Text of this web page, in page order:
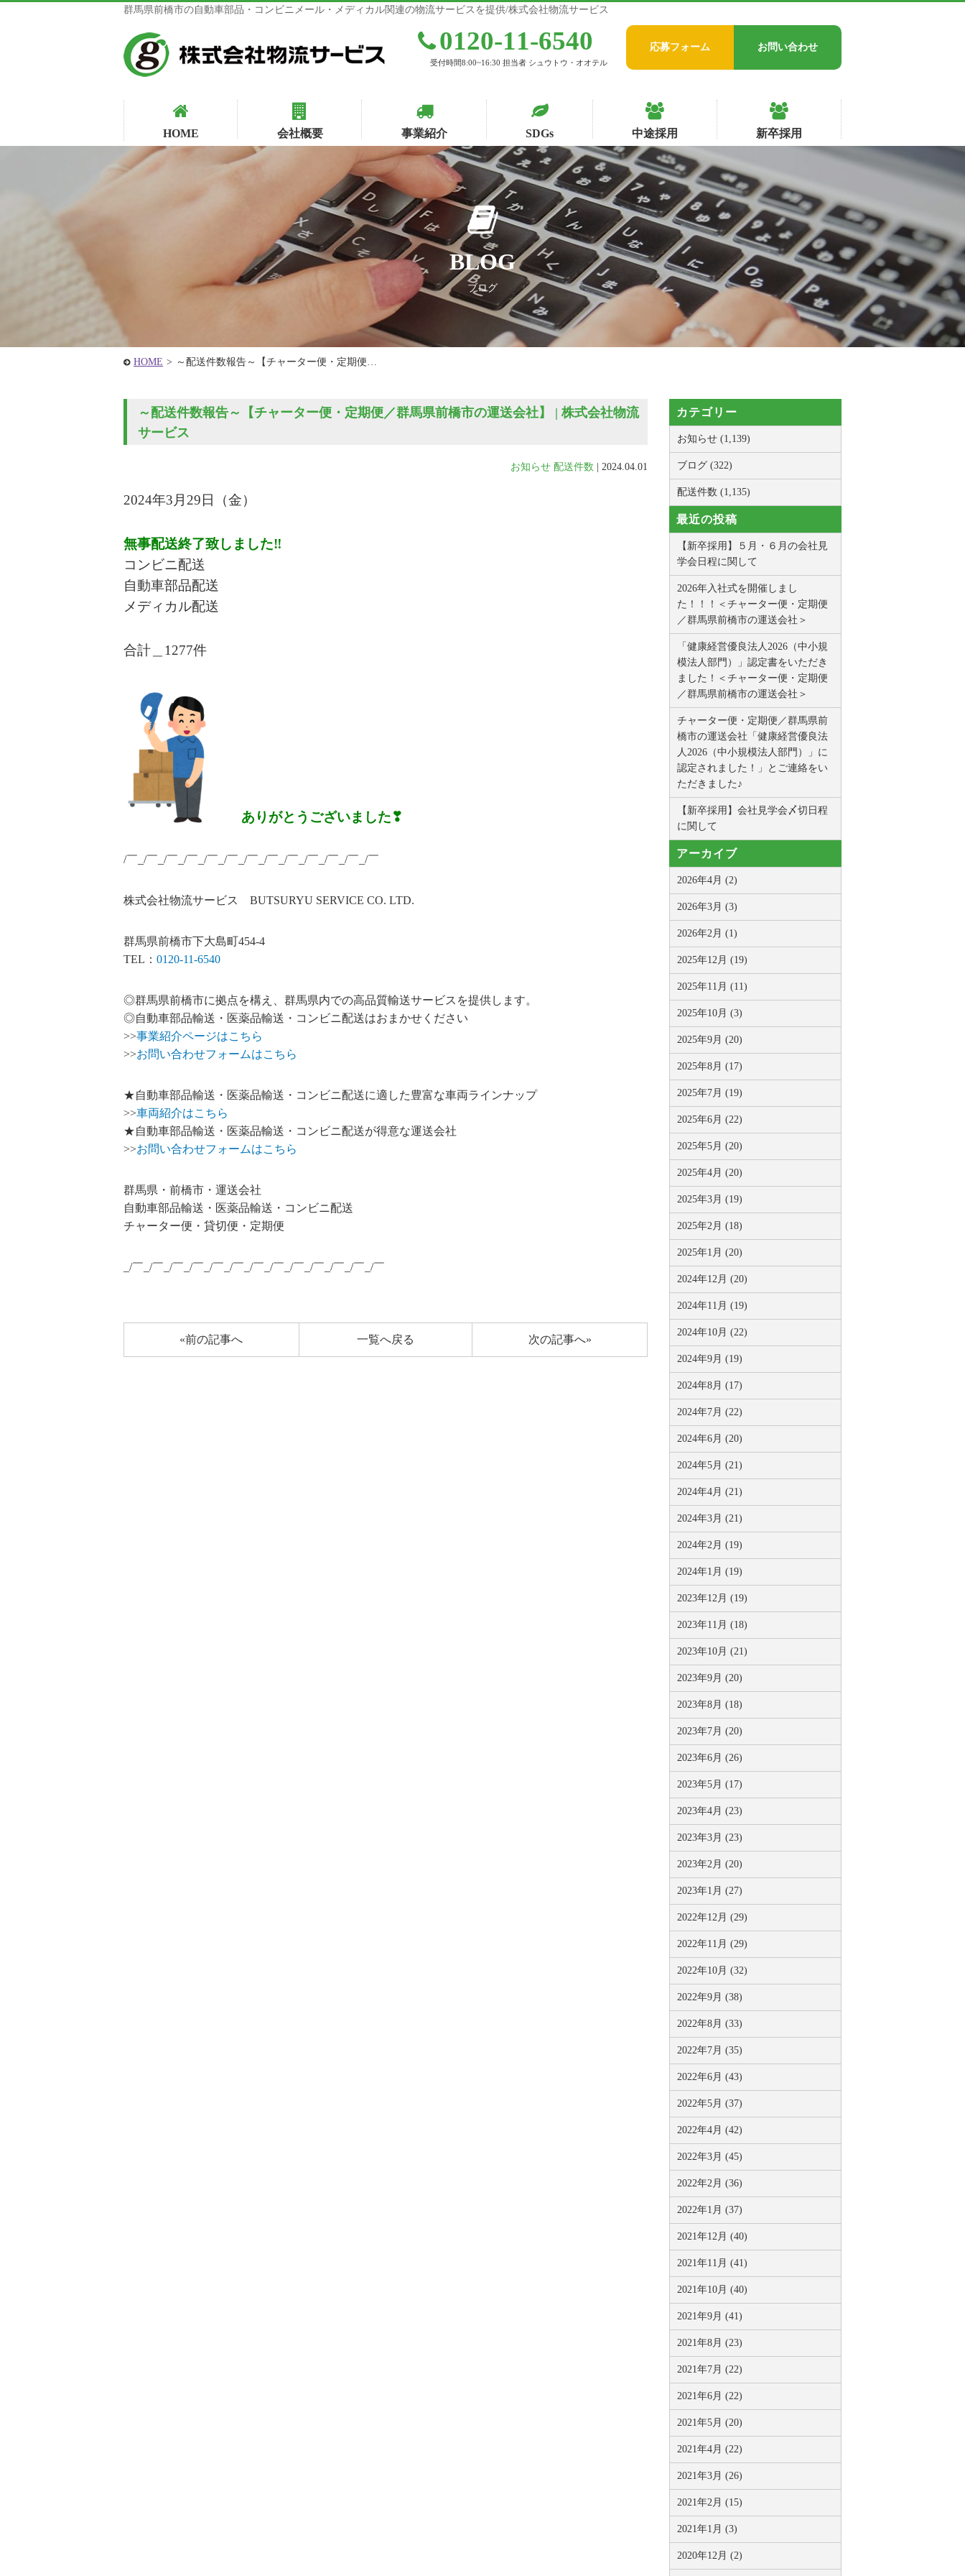
群馬県前橋市の自動車部品・コンビニメール・メディカル関連の物流サービスを提供/株式会社物流サービス
HOME 会社概要 事業紹介 SDGs 中途採用 新卒採用
応募フォーム お問い合わせ
0120-11-6540
受付時間8:00~16:30 担当者 シュウトウ・オオテル
BLOG
ブログ
HOME > ～配送件数報告～【チャーター便・定期便…
～配送件数報告～【チャーター便・定期便／群馬県前橋市の運送会社】 | 株式会社物流
サービス
お知らせ 配送件数 2024.04.01
2024年3 月29 日 （金）
無事配送終了致しました‼
コンビニ配送
自動車部品配送
メディカル配送
合計＿1277件
ありがとうございました❣
/￣_/￣_/￣_/￣_/￣_/￣_/￣_/￣_/￣_/￣_/￣_/￣_/￣
株式会社物流サービス BUTSURYU SERVICE CO. LTD.
群馬県前橋市下大島町454-4
TEL： 0120-11-6540
◎群馬県前橋市に拠点を構え、群馬県内での高品質輸送サービスを提供します。
◎自動車部品輸送・医薬品輸送・コンビニ配送はおまかせください
>>事業紹介ページはこちら
>>お問い合わせフォームはこちら
★自動車部品輸送・医薬品輸送・コンビニ配送に適した豊富な車両ラインナップ
>>車両紹介はこちら
★自動車部品輸送・医薬品輸送・コンビニ配送が得意な運送会社
>>お問い合わせフォームはこちら
群馬県・前橋市・運送会社
自動車部品輸送・医薬品輸送・コンビニ配送
チャーター便・貸切便・定期便
_/￣_/￣_/￣_/￣_/￣_/￣_/￣_/￣_/￣_/￣_/￣_/￣_/￣
«前の記事へ 次の記事へ»
一覧へ戻る
カテゴリー
お知らせ (1,139)
ブログ (322)
配送件数 (1,135)
最近の投稿
【新卒採用】５月・６月の会社見
学会日程に関して
2026年入社式を開催しまし
た！！！＜チャーター便・定期便
／群馬県前橋市の運送会社＞
「健康経営優良法人2026（中小規
模法人部門）」認定書をいただき
ました！＜チャーター便・定期便
／群馬県前橋市の運送会社＞
チャーター便・定期便／群馬県前
橋市の運送会社「健康経営優良法
人2026（中小規模法人部門）」に
認定されました！」とご連絡をい
ただきました♪
【新卒採用】会社見学会〆切日程
に関して
アーカイブ
2026年4月 (2)
2026年3月 (3)
2026年2月 (1)
2025年12月 (19)
2025年11月 (11)
2025年10月 (3)
2025年9月 (20)
2025年8月 (17)
2025年7月 (19)
2025年6月 (22)
2025年5月 (20)
2025年4月 (20)
2025年3月 (19)
2025年2月 (18)
2025年1月 (20)
2024年12月 (20)
2024年11月 (19)
2024年10月 (22)
2024年9月 (19)
2024年8月 (17)
2024年7月 (22)
2024年6月 (20)
2024年5月 (21)
2024年4月 (21)
2024年3月 (21)
2024年2月 (19)
2024年1月 (19)
2023年12月 (19)
2023年11月 (18)
2023年10月 (21)
2023年9月 (20)
2023年8月 (18)
2023年7月 (20)
2023年6月 (26)
2023年5月 (17)
2023年4月 (23)
2023年3月 (23)
2023年2月 (20)
2023年1月 (27)
2022年12月 (29)
2022年11月 (29)
2022年10月 (32)
2022年9月 (38)
2022年8月 (33)
2022年7月 (35)
2022年6月 (43)
2022年5月 (37)
2022年4月 (42)
2022年3月 (45)
2022年2月 (36)
2022年1月 (37)
2021年12月 (40)
2021年11月 (41)
2021年10月 (40)
2021年9月 (41)
2021年8月 (23)
2021年7月 (22)
2021年6月 (22)
2021年5月 (20)
2021年4月 (22)
2021年3月 (26)
2021年2月 (15)
2021年1月 (3)
2020年12月 (2)